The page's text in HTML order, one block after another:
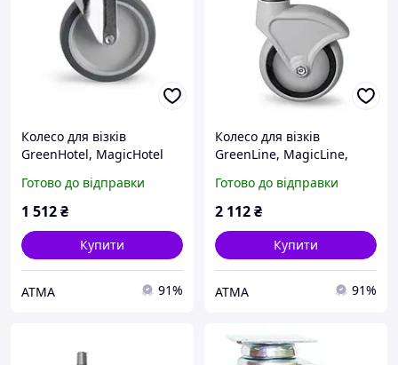
Колесо для візків
GreenHotel, MagicHotel
Готово до відправки
1 512₴
Купити
АТМА 91%
Колесо для візків
GreenLine, MagicLine,
Готово до відправки
2 112₴
Купити
АТМА 91%